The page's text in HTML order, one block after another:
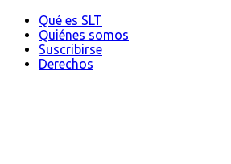
Qué es SLT
Quiénes somos
Suscribirse
Derechos